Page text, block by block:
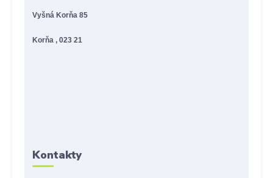
Vyšná Korňa 85
Korňa , 023 21
Kontakty